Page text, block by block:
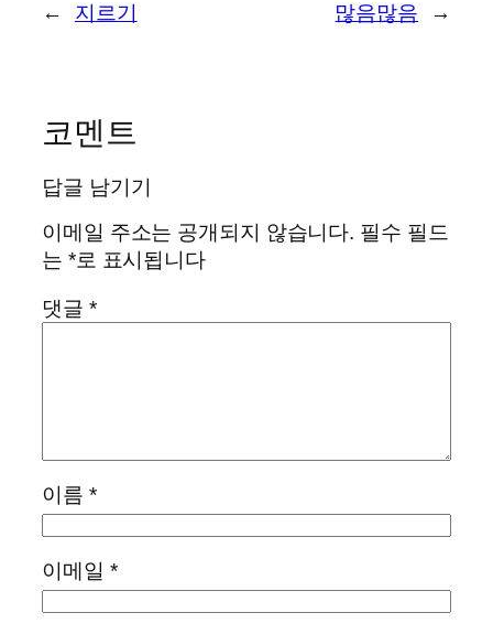
← 지르기 많음많음 →
코멘트
답글 남기기
이메일 주소는 공개되지 않습니다. 필수 필드
는 *로 표시됩니다
댓글 *
이름 *
이메일 *